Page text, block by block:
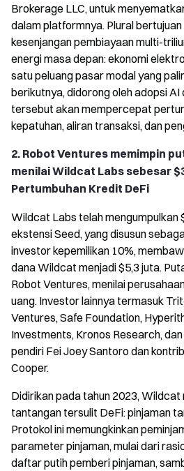
Brokerage LLC, untuk
dalam platformnya. Plural
kesenjangan pembiayaan multi-
energi masa depan: ekonomi
satu peluang pasar modal yang
berikutnya, didorong oleh adopsi
tersebut akan mempercepat
kepatuhan, aliran transaksi, dan
2. Robot Ventures memimpin
menilai Wildcat Labs sebesar
Pertumbuhan Kredit DeFi
Wildcat Labs telah mengumpulkan
ekstensi Seed, yang disusun
investor kepemilikan 10%,
dana Wildcat menjadi $5,3 juta.
Robot Ventures, menilai
uang. Investor lainnya termasuk
Ventures, Safe Foundation,
Investments, Kronos Research,
pendiri Fei Joey Santoro dan
Cooper.
Didirikan pada tahun 2023,
tantangan tersulit DeFi: pinjaman
Protokol ini memungkinkan
parameter pinjaman, mulai dari
daftar putih pemberi pinjaman,